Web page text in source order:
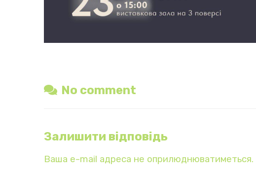
No comment
Залишити відповідь
Ваша e-mail адреса не оприлюднюватиметься.